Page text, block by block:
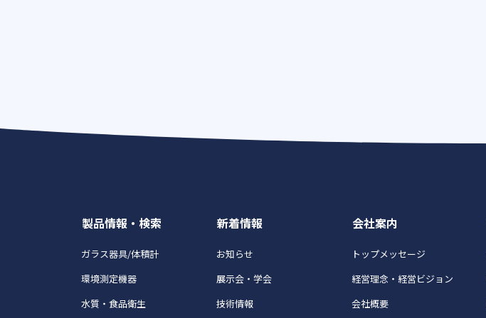
製品情報・検索
ガラス器具/体積計
環境測定機器
水質・食品衛生
新着情報
お知らせ
展示会・学会
技術情報
会社案内
トップメッセージ
経営理念・経営ビジョン
会社概要